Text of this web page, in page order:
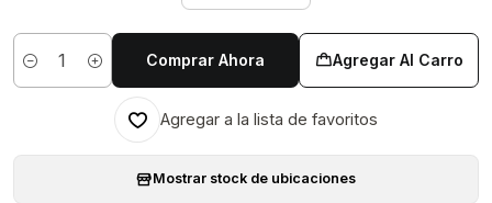
Cantidad
Agregar Al Carro
Comprar Ahora
Agregar a la lista de favoritos
Mostrar stock de ubicaciones